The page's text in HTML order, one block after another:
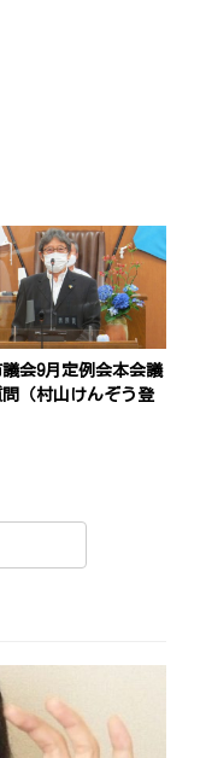
会9月定例会本会議
（村山けんぞう登